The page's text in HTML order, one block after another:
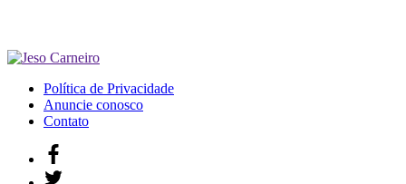
Política de Privacidade
Anuncie conosco
Contato